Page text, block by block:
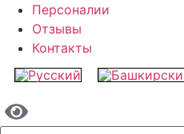
Персоналии
Отзывы
Контакты